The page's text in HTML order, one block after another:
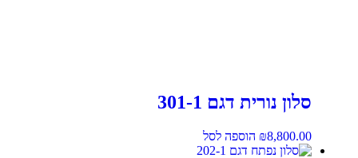
סלון נורית דגם 301-1
₪8,800.00 הוספה לסל